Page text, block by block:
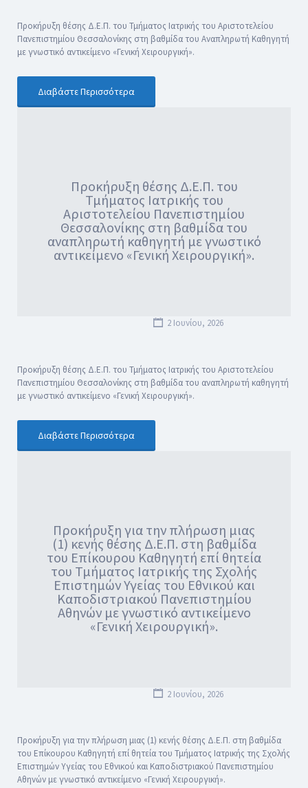
Προκήρυξη θέσης Δ.Ε.Π. του Τμήματος Ιατρικής του Αριστοτελείου
Πανεπιστημίου Θεσσαλονίκης στη βαθμίδα του Αναπληρωτή Καθηγητή
με γνωστικό αντικείμενο «Γενική Χειρουργική».
Διαβάστε Περισσότερα
Προκήρυξη θέσης Δ.Ε.Π. του
Τμήματος Ιατρικής του
Αριστοτελείου Πανεπιστημίου
Θεσσαλονίκης στη βαθμίδα του
αναπληρωτή καθηγητή με γνωστικό
αντικείμενο «Γενική Χειρουργική».
2 Ιουνίου, 2026
Προκήρυξη θέσης Δ.Ε.Π. του Τμήματος Ιατρικής του Αριστοτελείου
Πανεπιστημίου Θεσσαλονίκης στη βαθμίδα του αναπληρωτή καθηγητή
με γνωστικό αντικείμενο «Γενική Χειρουργική».
Διαβάστε Περισσότερα
Προκήρυξη για την πλήρωση μιας
(1) κενής θέσης Δ.Ε.Π. στη βαθμίδα
του Επίκουρου Καθηγητή επί θητεία
του Τμήματος Ιατρικής της Σχολής
Επιστημών Υγείας του Εθνικού και
Καποδιστριακού Πανεπιστημίου
Αθηνών με γνωστικό αντικείμενο
«Γενική Χειρουργική».
2 Ιουνίου, 2026
Προκήρυξη για την πλήρωση μιας (1) κενής θέσης Δ.Ε.Π. στη βαθμίδα
του Επίκουρου Καθηγητή επί θητεία του Τμήματος Ιατρικής της Σχολής
Επιστημών Υγείας του Εθνικού και Καποδιστριακού Πανεπιστημίου
Αθηνών με γνωστικό αντικείμενο «Γενική Χειρουργική».